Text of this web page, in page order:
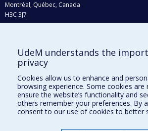
Montréal, Québec, Canada
H3C 3J7
Who does what?
Find us
Site map
Accessibility
UdeM understands the
privacy
Cookies allow us to enhance and
browsing experience. Some cookies are
ensure the website’s functionality and
others remember your preferences. By
consent to our use of cookies to better